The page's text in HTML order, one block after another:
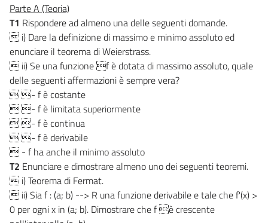
Parte A (Teoria)
T1 Rispondere ad almeno una delle seguenti domande.
 i) Dare la definizione di massimo e minimo assoluto ed
enunciare il teorema di Weierstrass.
 ii) Se una funzione f è dotata di massimo assoluto, quale
delle seguenti affermazioni è sempre vera?
 - f è costante
 - f è limitata superiormente
 - f è continua
 - f è derivabile
 - f ha anche il minimo assoluto
T2 Enunciare e dimostrare almeno uno dei seguenti teoremi.
 i) Teorema di Fermat.
 ii) Sia f : (a; b) --> R una funzione derivabile e tale che f'(x) >
0 per ogni x in (a; b). Dimostrare che f è crescente